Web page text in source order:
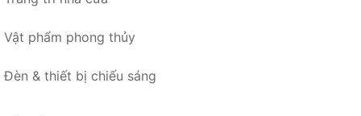
Vật phẩm phong thủy
Đèn & thiết bị chiếu sáng